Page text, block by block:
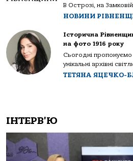
В Острозі, на
НОВИНИ
Історична
на фото 1916 року
Сьогодні
унікальні архівні
ТЕТЯНА ЯЦЕЧКО-
ІНТЕРВ'Ю